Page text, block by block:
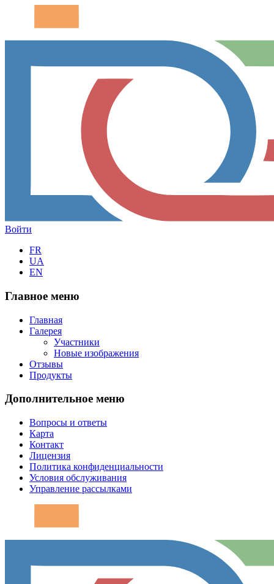
Войти
FR
UA
EN
Главное меню
Главная
Галерея
Участники
Новые изображения
Отзывы
Продукты
Дополнительное меню
Вопросы и ответы
Карта
Контакт
Лицензия
Политика конфиденциальности
Условия обслуживания
Управление рассылками